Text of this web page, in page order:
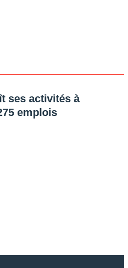
ses activités à
emplois